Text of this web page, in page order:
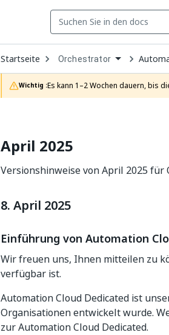
Startseite Open
Dropdown
to
choose
product
Orchestrator
Wichtig :Es kann 1–2 Wochen dauern, bis
April 2025
Versionshinweise von April 2025 für
8. April 2025
Einführung von Automation
Wir freuen uns, Ihnen mitteilen zu
verfügbar ist.
Automation Cloud Dedicated ist
Organisationen entwickelt wurde.
zur Automation Cloud Dedicated.